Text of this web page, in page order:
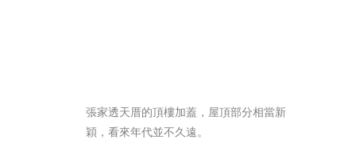
張家透天厝的頂樓加蓋，屋頂部分相當新
穎，看來年代並不久遠。